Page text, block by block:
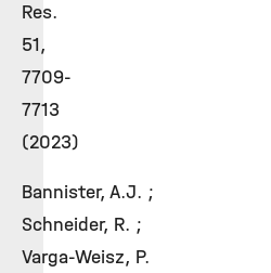
Res.
51,
7709-
7713
(2023)
Bannister, A.J. ;
Schneider, R. ;
Varga-Weisz, P.